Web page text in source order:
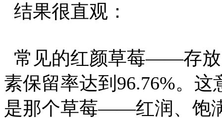
结果很直观：
常见的红颜草莓——存放
素保留率达到96.76%。
是那个草莓——红润、饱